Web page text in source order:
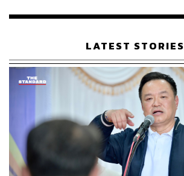
เรือนไทยที่ถูกซุกไว้
LATEST STORIES